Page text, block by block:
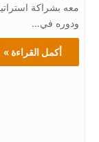
معه بشراكة
ودوره في…
أكمل القراءة »